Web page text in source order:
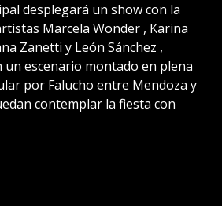
desplegará un show con la
Marcela Wonder , Karina
Zanetti y León Sánchez ,
escenario montado en plena
por Falucho entre Mendoza y
contemplar la fiesta con